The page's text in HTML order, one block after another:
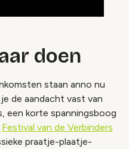
doen
staan anno nu
de aandacht vast van
een korte spanningsboog
Festival van de Verbinders
praatje-plaatje-